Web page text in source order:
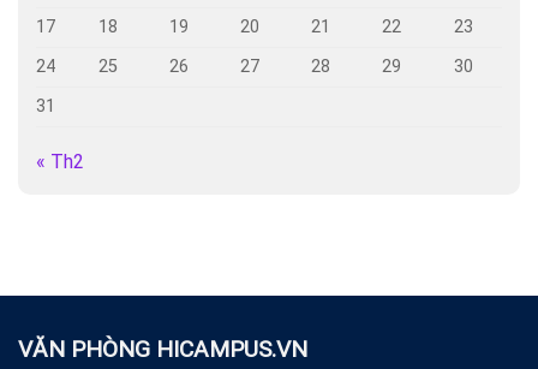
17
18 19 20 21 22
23
24
25 26 27 28 29
30
31
« Th2
VĂN PHÒNG HICAMPUS.VN